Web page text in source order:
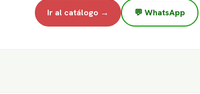
Ir al catálogo → 💬 WhatsApp